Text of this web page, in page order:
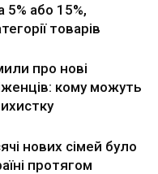
5% або 15%,
товарів
про нові
кому можуть
нових сімей було
протягом